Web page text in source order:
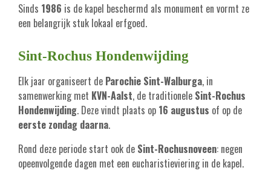
Sinds 1986 is de kapel beschermd als monument en vormt ze
een belangrijk stuk lokaal erfgoed.
Sint-Rochus Hondenwijding
Elk jaar organiseert de Parochie Sint-Walburga, in
samenwerking met KVN-Aalst, de traditionele Sint-Rochus
Hondenwijding. Deze vindt plaats op 16 augustus of op de
eerste zondag daarna.
Rond deze periode start ook de Sint-Rochusnoveen: negen
opeenvolgende dagen met een eucharistieviering in de kapel.